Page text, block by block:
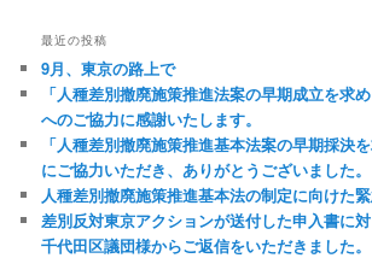
シ
ョ
ン
最近の投稿
9月、東京の路上で
「人種差別撤廃施策推進法案の早期成立を求
へのご協力に感謝いたします。
「人種差別撤廃施策推進基本法案の早期採決
にご協力いただき、ありがとうございました。
人種差別撤廃施策推進基本法の制定に向けた
差別反対東京アクションが送付した申入書に
千代田区議団様からご返信をいただきました